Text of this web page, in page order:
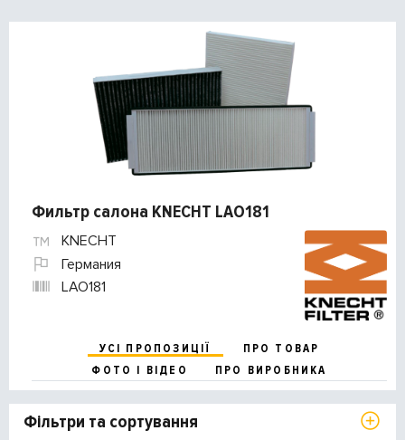
Фильтр салона KNECHT LAO181
KNECHT
Германия
LAO181
УСІ ПРОПОЗИЦІЇ
ПРО ТОВАР
ФОТО І ВІДЕО
ПРО ВИРОБНИКА
Фільтри та сортування